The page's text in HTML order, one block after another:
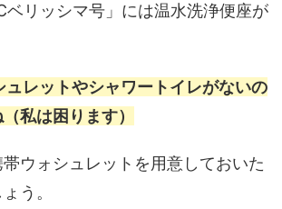
ベリッシマ号」には温水洗浄便座が
ュレットやシャワートイレがないの
私は困ります）
ウォシュレットを用意しておいた
う。